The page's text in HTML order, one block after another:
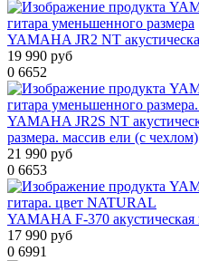
YAMAHA JR2 NT
19 990 руб
0 6652
YAMAHA JR2S NT
размера. массив ели (с чехлом)
21 990 руб
0 6653
YAMAHA F-370
17 990 руб
0 6991